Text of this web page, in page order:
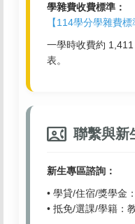
學雜費收費標準：
【114學分學雜費標
一學時收費約
表。
contact_phone 聯繫與新
新生專區諮詢：
• 學貸/住宿/獎學金
• 抵免/選課/學籍：